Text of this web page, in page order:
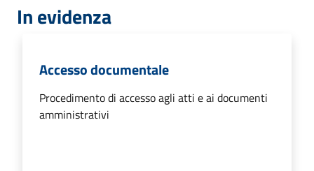
In evidenza
Accesso documentale
Procedimento di accesso agli atti e ai documenti
amministrativi